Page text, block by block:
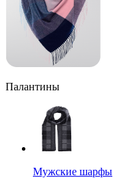
Палантины
Мужские шарфы